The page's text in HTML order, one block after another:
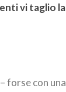
vi taglio la
forse con una